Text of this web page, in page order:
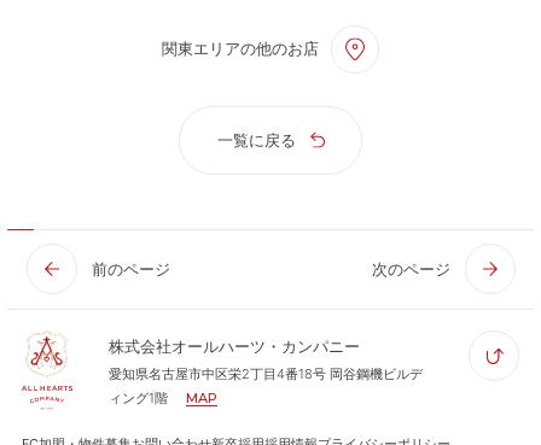
関東エリアの他のお店
一覧に戻る
前のページ 次のページ
株式会社オールハーツ・カンパニー
愛知県名古屋市中区栄2丁目4番18号 岡谷鋼機ビルデ
ィング1階
MAP